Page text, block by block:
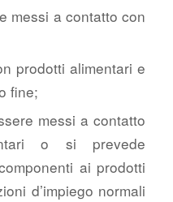
messi a contatto con
prodotti alimentari e
fine;
messi a contatto
o si prevede
ai prodotti
d’impiego normali